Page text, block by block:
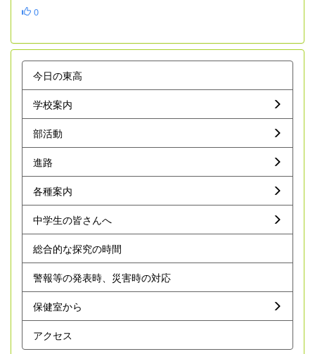
0
今日の東高
学校案内
部活動
進路
各種案内
中学生の皆さんへ
総合的な探究の時間
警報等の発表時、災害時の対応
保健室から
アクセス